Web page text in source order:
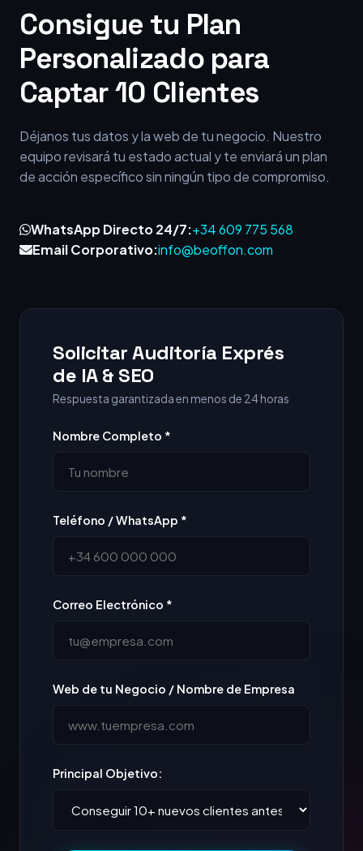
Consigue tu Plan
Personalizado para
Captar 10 Clientes
Déjanos tus datos y la web de tu negocio. Nuestro
equipo revisará tu estado actual y te enviará un plan
de acción específico sin ningún tipo de compromiso.
WhatsApp Directo 24/7:+34 609 775 568
Email Corporativo:info@beoffon.com
Solicitar Auditoría Exprés
de IA & SEO
Respuesta garantizada en menos de 24 horas
Nombre Completo *
Teléfono / WhatsApp *
Correo Electrónico *
Web de tu Negocio / Nombre de Empresa
Principal Objetivo: